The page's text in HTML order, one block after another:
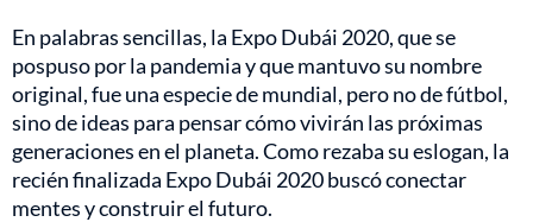
En palabras sencillas, la Expo Dubái 2020, que se
pospuso por la pandemia y que mantuvo su nombre
original, fue una especie de mundial, pero no de fútbol,
sino de ideas para pensar cómo vivirán las próximas
generaciones en el planeta. Como rezaba su eslogan, la
recién finalizada Expo Dubái 2020 buscó conectar
mentes y construir el futuro.